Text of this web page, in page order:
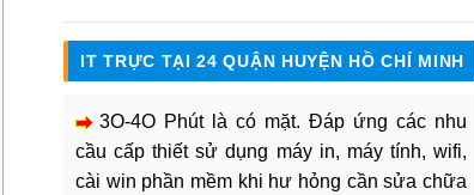
IT TRỰC TẠI 24 QUẬN HUYỆN HỒ CHÍ MINH
3O-4O Phút là có mặt. Đáp ứng các nhu
cầu cấp thiết sử dụng máy in, máy tính, wifi,
cài win phần mềm khi hư hỏng cần sửa chữa